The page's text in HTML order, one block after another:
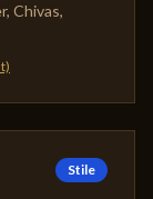
Chivas,
Stile